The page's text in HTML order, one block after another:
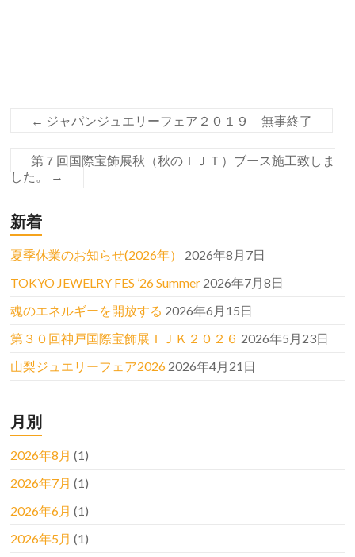
← ジャパンジュエリーフェア２０１９ 無事終了
第７回国際宝飾展秋（秋のＩＪＴ）ブース施工致しま
した。
→
新着
夏季休業のお知らせ(2026年）
2026年8月7日
TOKYO JEWELRY FES ’26 Summer 2026年7月8日
魂のエネルギーを開放する 2026年6月15日
第３０回神戸国際宝飾展ＩＪＫ２０２６ 2026年5月23日
山梨ジュエリーフェア2026 2026年4月21日
月別
2026年8月 (1)
2026年7月 (1)
2026年6月 (1)
2026年5月 (1)